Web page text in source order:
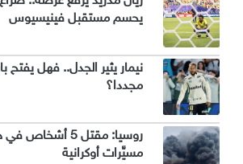
يحسم مستقبل فينيسيوس
نيمار يثير الجدل.. فهل يفتح
مجددا؟
روسيا: مقتل 5
مسيَّرات أوكرانية